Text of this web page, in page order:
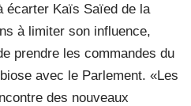
écarter Kaïs Saïed de la
à limiter son influence,
prendre les commandes du
avec le Parlement. «Les
des nouveaux